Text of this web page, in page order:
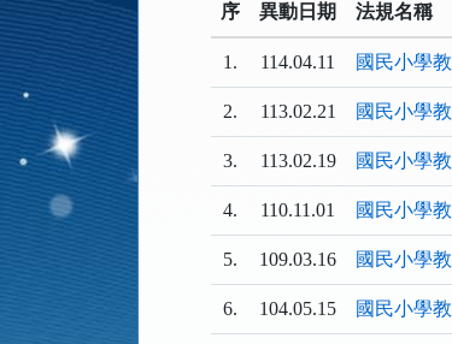
序 異動日期 法規名稱
1. 114.04.11 國民小學
2. 113.02.21 國民小學
3. 113.02.19 國民小學
4. 110.11.01 國民小學
5. 109.03.16 國民小學
6. 104.05.15 國民小學